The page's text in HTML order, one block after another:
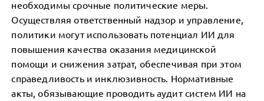
необходимы срочные политические меры.
Осуществляя ответственный надзор и управление,
политики могут использовать потенциал ИИ для
повышения качества оказания медицинской
помощи и снижения затрат, обеспечивая при этом
справедливость и инклюзивность. Нормативные
акты, обязывающие проводить аудит систем ИИ на